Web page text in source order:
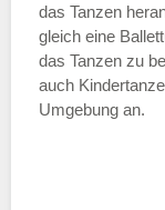
das Tanzen
gleich eine
das Tanzen zu
auch
Umgebung an.